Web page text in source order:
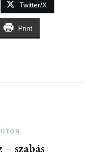
Twitter/X
Print
szabás